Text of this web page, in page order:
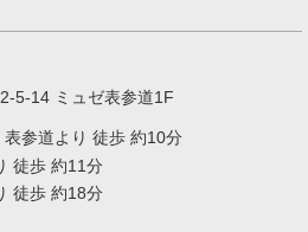
5-14 ミュゼ表参道1F
参道より 徒歩 約10分
徒歩 約11分
徒歩 約18分